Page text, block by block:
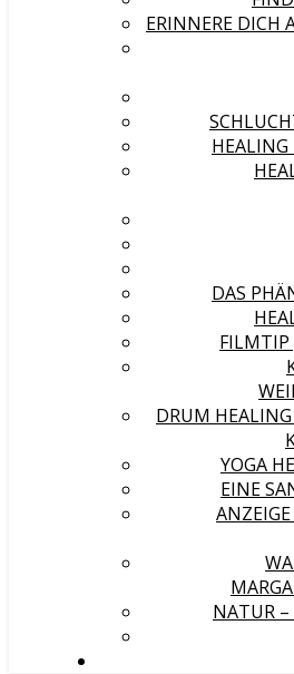
ERINNERE DICH
DAS
FILMTIP
DRUM
YOGA
EINE
NATUR